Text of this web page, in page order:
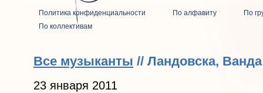
Политика конфиденциальности По алфавиту
По
По коллективам
Все музыканты // Ландовска, Ванда
23 января 2011